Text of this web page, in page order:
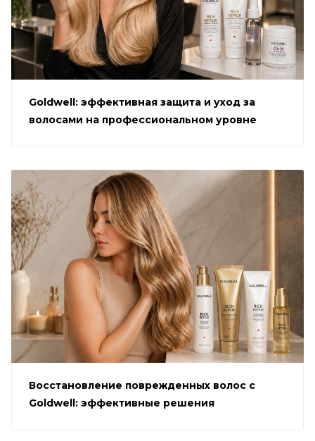
Goldwell: эффективная защита и уход за
волосами на профессиональном уровне
Восстановление поврежденных волос с
Goldwell: эффективные решения